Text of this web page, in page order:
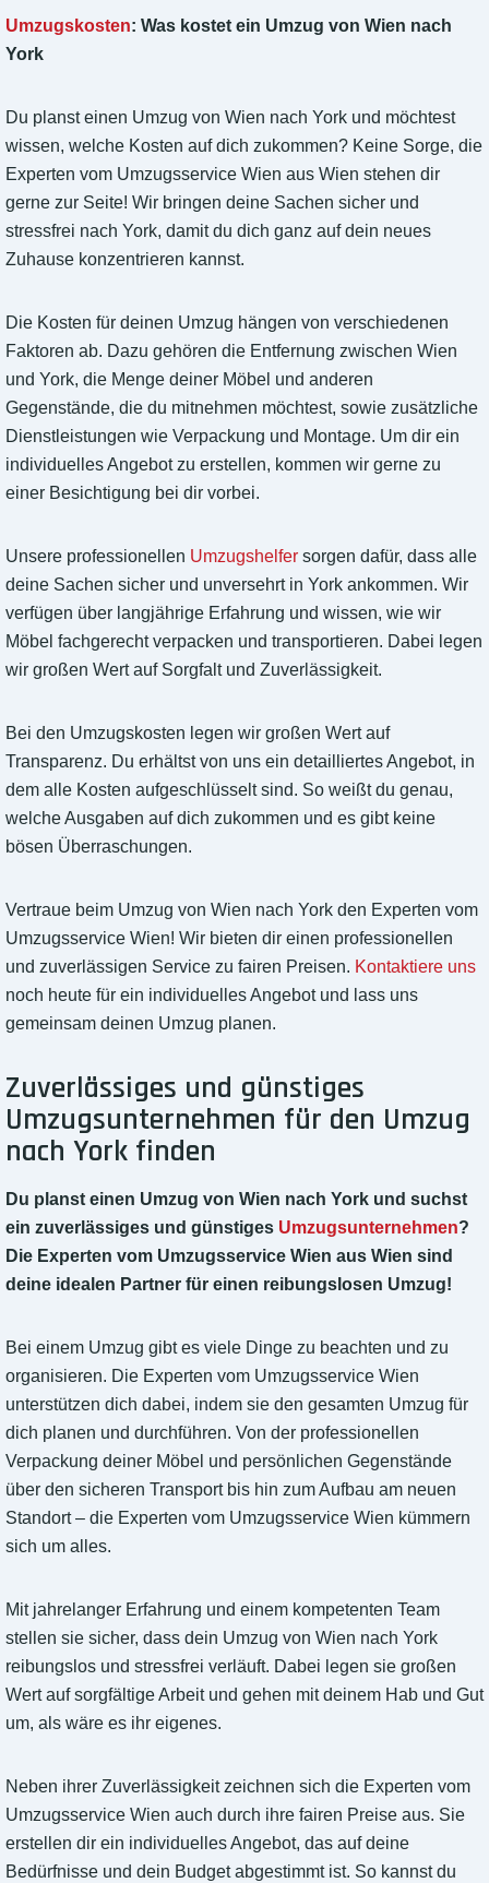
Umzugskosten: Was kostet ein Umzug von Wien nach
York
Du planst einen Umzug von Wien nach York und möchtest
wissen, welche Kosten auf dich zukommen? Keine Sorge, die
Experten vom Umzugsservice Wien aus Wien stehen dir
gerne zur Seite! Wir bringen deine Sachen sicher und
stressfrei nach York, damit du dich ganz auf dein neues
Zuhause konzentrieren kannst.
Die Kosten für deinen Umzug hängen von verschiedenen
Faktoren ab. Dazu gehören die Entfernung zwischen Wien
und York, die Menge deiner Möbel und anderen
Gegenstände, die du mitnehmen möchtest, sowie zusätzliche
Dienstleistungen wie Verpackung und Montage. Um dir ein
individuelles Angebot zu erstellen, kommen wir gerne zu
einer Besichtigung bei dir vorbei.
Unsere professionellen Umzugshelfer sorgen dafür, dass alle
deine Sachen sicher und unversehrt in York ankommen. Wir
verfügen über langjährige Erfahrung und wissen, wie wir
Möbel fachgerecht verpacken und transportieren. Dabei legen
wir großen Wert auf Sorgfalt und Zuverlässigkeit.
Bei den Umzugskosten legen wir großen Wert auf
Transparenz. Du erhältst von uns ein detailliertes Angebot, in
dem alle Kosten aufgeschlüsselt sind. So weißt du genau,
welche Ausgaben auf dich zukommen und es gibt keine
bösen Überraschungen.
Vertraue beim Umzug von Wien nach York den Experten vom
Umzugsservice Wien! Wir bieten dir einen professionellen
und zuverlässigen Service zu fairen Preisen. Kontaktiere uns
noch heute für ein individuelles Angebot und lass uns
gemeinsam deinen Umzug planen.
Zuverlässiges und günstiges
Umzugsunternehmen für den Umzug
nach York finden
Du planst einen Umzug von Wien nach York und suchst
ein zuverlässiges und günstiges Umzugsunternehmen?
Die Experten vom Umzugsservice Wien aus Wien sind
deine idealen Partner für einen reibungslosen Umzug!
Bei einem Umzug gibt es viele Dinge zu beachten und zu
organisieren. Die Experten vom Umzugsservice Wien
unterstützen dich dabei, indem sie den gesamten Umzug für
dich planen und durchführen. Von der professionellen
Verpackung deiner Möbel und persönlichen Gegenstände
über den sicheren Transport bis hin zum Aufbau am neuen
Standort – die Experten vom Umzugsservice Wien kümmern
sich um alles.
Mit jahrelanger Erfahrung und einem kompetenten Team
stellen sie sicher, dass dein Umzug von Wien nach York
reibungslos und stressfrei verläuft. Dabei legen sie großen
Wert auf sorgfältige Arbeit und gehen mit deinem Hab und Gut
um, als wäre es ihr eigenes.
Neben ihrer Zuverlässigkeit zeichnen sich die Experten vom
Umzugsservice Wien auch durch ihre fairen Preise aus. Sie
erstellen dir ein individuelles Angebot, das auf deine
Bedürfnisse und dein Budget abgestimmt ist. So kannst du